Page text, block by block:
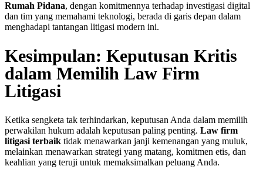
Rumah Pidana, dengan komitmennya terhadap investigasi digital
dan tim yang memahami teknologi, berada di garis depan dalam
menghadapi tantangan litigasi modern ini.
Kesimpulan: Keputusan Kritis
dalam Memilih Law Firm
Litigasi
Ketika sengketa tak terhindarkan, keputusan Anda dalam memilih
perwakilan hukum adalah keputusan paling penting. Law firm
litigasi terbaik tidak menawarkan janji kemenangan yang muluk,
melainkan menawarkan strategi yang matang, komitmen etis, dan
keahlian yang teruji untuk memaksimalkan peluang Anda.